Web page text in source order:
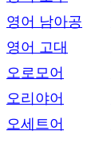
영어 남아공
영어 고대
오로모어
오리야어
오세트어